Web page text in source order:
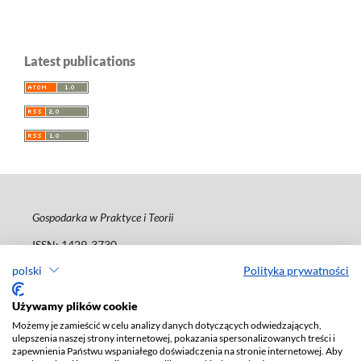
polski Polityka prywatności
Używamy plików cookie
Możemy je zamieścić w celu analizy danych dotyczących odwiedzających,
ulepszenia naszej strony internetowej, pokazania spersonalizowanych treści i
zapewnienia Państwu wspaniałego doświadczenia na stronie internetowej. Aby
Latest publications
Gospodarka w Praktyce i Teorii
ISSN: 1429-3730